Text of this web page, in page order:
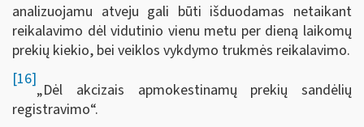
analizuojamu atveju gali būti išduodamas netaikant
reikalavimo dėl vidutinio vienu metu per dieną laikomų
prekių kiekio, bei veiklos vykdymo trukmės reikalavimo.
[16]
„Dėl akcizais apmokestinamų prekių sandėlių
registravimo“.